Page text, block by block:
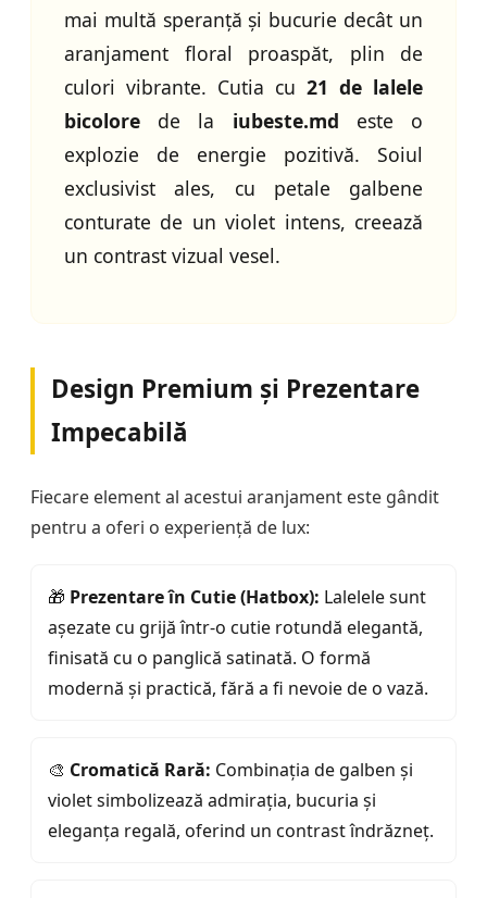
mai multă speranță și bucurie decât un
aranjament floral proaspăt, plin de
culori vibrante. Cutia cu 21 de lalele
bicolore de la iubeste.md este o
explozie de energie pozitivă. Soiul
exclusivist ales, cu petale galbene
conturate de un violet intens, creează
un contrast vizual vesel.
Design Premium și Prezentare
Impecabilă
Fiecare element al acestui aranjament este gândit
pentru a oferi o experiență de lux:
🎁 Prezentare în Cutie (Hatbox): Lalelele sunt
așezate cu grijă într-o cutie rotundă elegantă,
finisată cu o panglică satinată. O formă
modernă și practică, fără a fi nevoie de o vază.
🎨 Cromatică Rară: Combinația de galben și
violet simbolizează admirația, bucuria și
eleganța regală, oferind un contrast îndrăzneț.